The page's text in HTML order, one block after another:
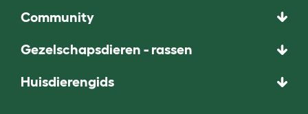
Community
Gezelschapsdieren - rassen
Huisdierengids